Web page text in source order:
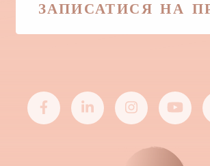
ЗАПИСАТИСЯ НА